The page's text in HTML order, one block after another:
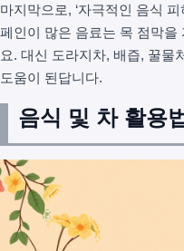
마지막으로, ‘자극적인 음식
페인이 많은 음료는 목 점막
요. 대신 도라지차, 배즙, 꿀물
도움이 된답니다.
음식 및 차 활용법